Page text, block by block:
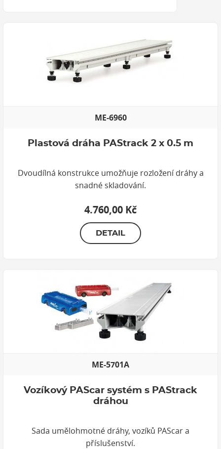
ME-6960
Plastová dráha PAStrack 2 x 0.5 m
Dvoudílná konstrukce umožňuje rozložení dráhy a
snadné skladování.
4.760,00 Kč
DETAIL
ME-5701A
Vozíkový PAScar systém s PAStrack
dráhou
Sada umělohmotné dráhy, vozíků PAScar a
příslušenství.